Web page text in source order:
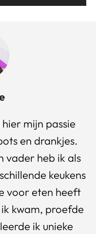
mijn passie
en drankjes.
vader heb ik als
keukens
voor eten heeft
kwam, proefde
ik unieke